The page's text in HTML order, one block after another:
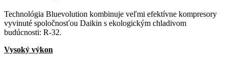
Technológia Bluevolution kombinuje veľmi efektívne kompresory
vyvinuté spoločnosťou Daikin s ekologickým chladivom
budúcnosti: R-32.
Vysoký výkon